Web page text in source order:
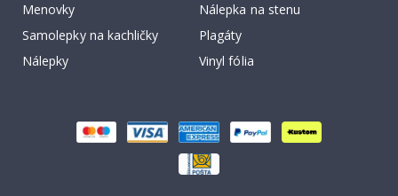
Menovky
Nálepka na stenu
Samolepky na kachličky
Plagáty
Nálepky
Vinyl fólia